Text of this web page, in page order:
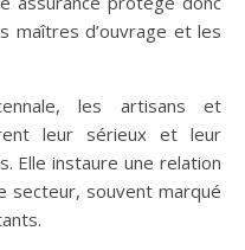
maîtres d’ouvrage et les
les artisans et
leur sérieux et leur
Elle instaure une relation
secteur, souvent marqué